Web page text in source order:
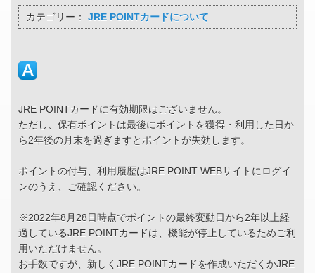
カテゴリー： JRE POINTカードについて
JRE POINTカードに有効期限はございません。
ただし、保有ポイントは最後にポイントを獲得・利用した日か
ら2年後の月末を過ぎますとポイントが失効します。
ポイントの付与、利用履歴はJRE POINT WEBサイトにログイ
ンのうえ、ご確認ください。
※2022年8月28日時点でポイントの最終変動日から2年以上経
過しているJRE POINTカードは、機能が停止しているためご利
用いただけません。
お手数ですが、新しくJRE POINTカードを作成いただくかJRE